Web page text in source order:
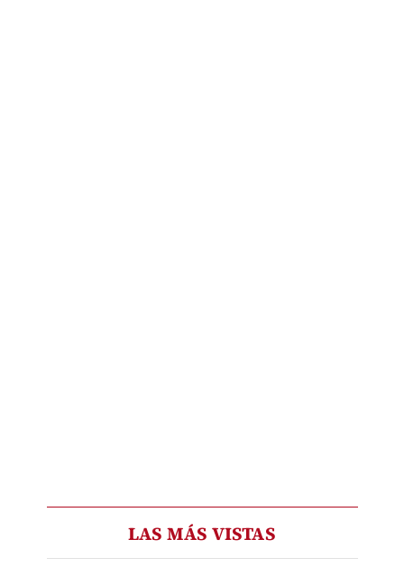
LAS MÁS VISTAS